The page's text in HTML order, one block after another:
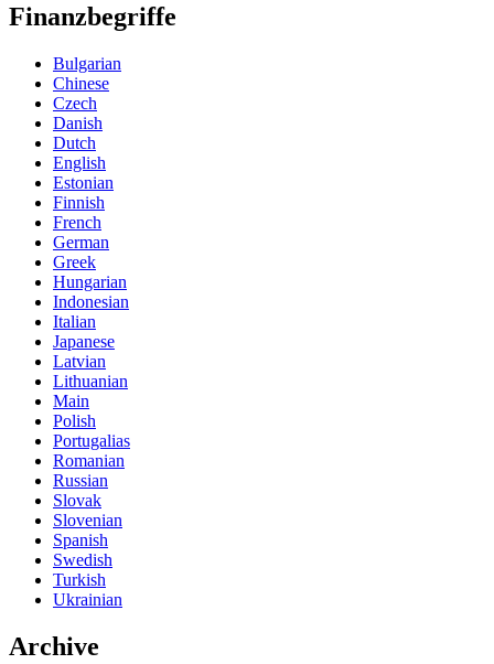
Finanzbegriffe
Bulgarian
Chinese
Czech
Danish
Dutch
English
Estonian
Finnish
French
German
Greek
Hungarian
Indonesian
Italian
Japanese
Latvian
Lithuanian
Main
Polish
Portugalias
Romanian
Russian
Slovak
Slovenian
Spanish
Swedish
Turkish
Ukrainian
Archive